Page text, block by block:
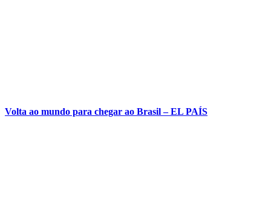
Volta ao mundo para chegar ao Brasil – EL PAÍS